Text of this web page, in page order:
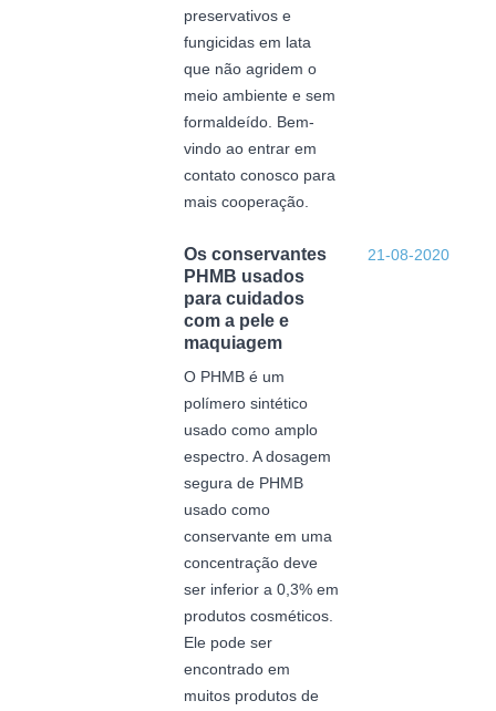
preservativos e
fungicidas em lata
que não agridem o
meio ambiente e sem
formaldeído. Bem-
vindo ao entrar em
contato conosco para
mais cooperação.
21-08-2020
Os conservantes
PHMB usados ​​
para cuidados
com a pele e
maquiagem
O PHMB é um
polímero sintético
usado como amplo
espectro. A dosagem
segura de PHMB
usado como
conservante em uma
concentração deve
ser inferior a 0,3% em
produtos cosméticos.
Ele pode ser
encontrado em
muitos produtos de